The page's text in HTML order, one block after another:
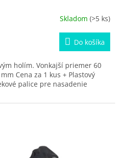
Skladom (>5 ks)
Do košíka
holím. Vonkajší priemer 60
Cena za 1 kus + Plastový
palice pre nasadenie